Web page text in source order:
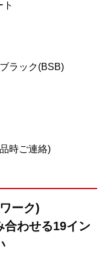
ラック(BSB)
時ご連絡)
ーク)
わせる19イン